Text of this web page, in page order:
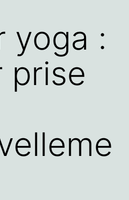
yoga :
prise